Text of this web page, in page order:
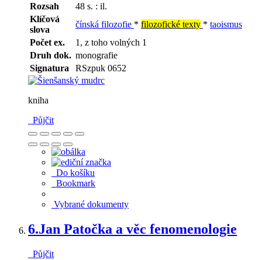
Rozsah
48 s. : il.
Klíčová
slova
čínská filozofie * filozofické texty * taoismus
Počet ex.
1, z toho volných 1
Druh dok. monografie
Signatura
RSzpuk 0652
kniha
Půjčit
Do košíku
Bookmark
Vybrané dokumenty
6.Jan Patočka a věc fenomenologie
Půjčit